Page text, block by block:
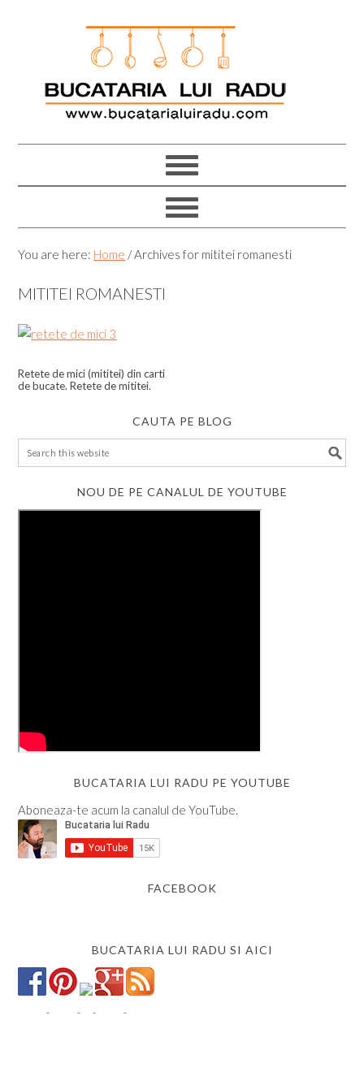
You are here: Home /Archives for mititei romanesti
MITITEI ROMANESTI
Retete de mici (mititei) din carti
de bucate. Retete de mititei.
CAUTA PE BLOG
NOU DE PE CANALUL DE YOUTUBE
BUCATARIA LUI RADU PE YOUTUBE
Aboneaza-te acum la canalul de YouTube.
FACEBOOK
BUCATARIA LUI RADU SI AICI